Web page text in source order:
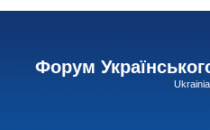
Форум